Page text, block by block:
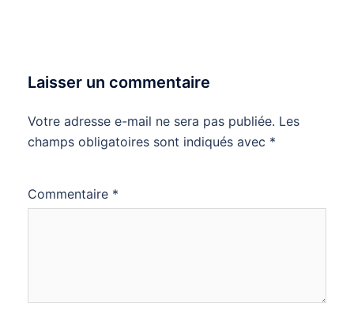
Laisser un commentaire
Votre adresse e-mail ne sera pas publiée. Les
champs obligatoires sont indiqués avec *
Commentaire *